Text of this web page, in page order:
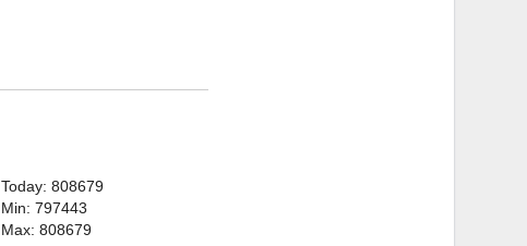
Today: 808679
Min: 797443
Max: 808679